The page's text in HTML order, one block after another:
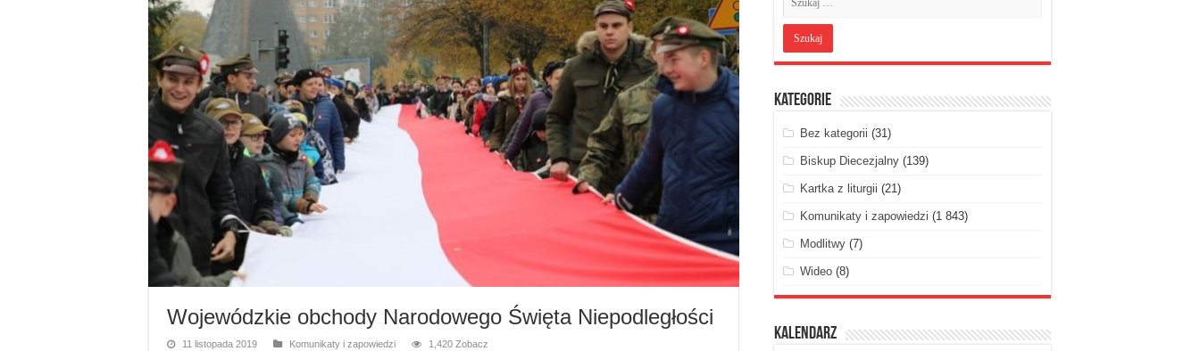
Wojewódzkie obchody Narodowego Święta Niepodległości
11 listopada 2019 Komunikaty i zapowiedzi 1,420 Zobacz
Kategorie
Bez kategorii (31)
Biskup Diecezjalny(139)
Kartka z liturgii (21)
Komunikaty i zapowiedzi (1 843)
Modlitwy(7)
Wideo(8)
Kalendarz